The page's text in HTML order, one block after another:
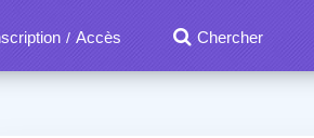
/ Accès Chercher